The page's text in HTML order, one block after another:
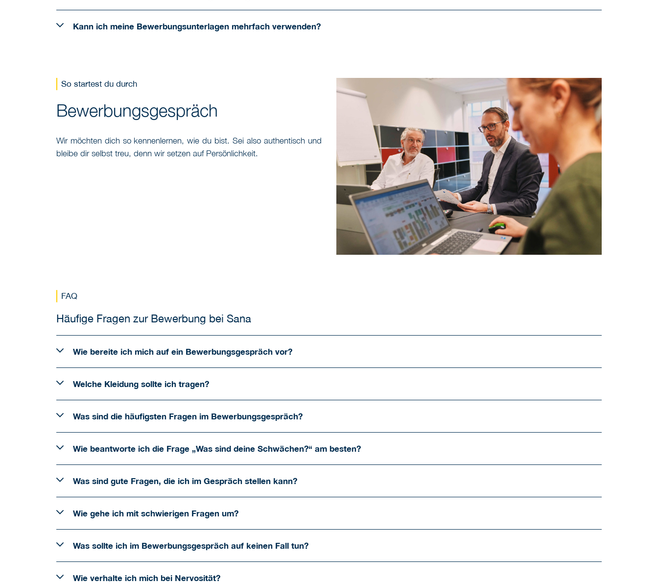
Kann ich meine Bewerbungsunterlagen mehrfach verwenden?
So startest du durch
Bewerbungsgespräch
Wir möchten dich so kennenlernen, wie du bist. Sei also authentisch und
bleibe dir selbst treu, denn wir setzen auf Persönlichkeit.
FAQ
Häufige Fragen zur Bewerbung bei Sana
Wie bereite ich mich auf ein Bewerbungsgespräch vor?
Welche Kleidung sollte ich tragen?
Was sind die häufigsten Fragen im Bewerbungsgespräch?
Wie beantworte ich die Frage „Was sind deine Schwächen?“ am besten?
Was sind gute Fragen, die ich im Gespräch stellen kann?
Wie gehe ich mit schwierigen Fragen um?
Was sollte ich im Bewerbungsgespräch auf keinen Fall tun?
Wie verhalte ich mich bei Nervosität?